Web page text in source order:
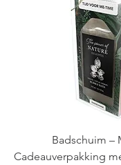
Badschuim –
Cadeauverpakking